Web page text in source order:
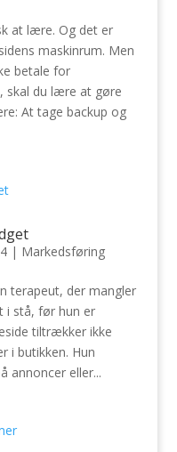
at lære. Og det er
maskinrum. Men
betale for
skal du lære at gøre
At tage backup og
| Markedsføring
terapeut, der mangler
i stå, før hun er
tiltrækker ikke
i butikken. Hun
annoncer eller...